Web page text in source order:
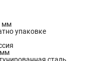
мм
упаковке